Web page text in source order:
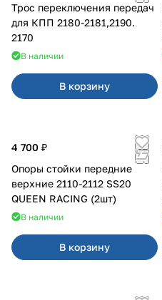
Трос переключения передач
для КПП 2180-2181,2190.
2170
В наличии
В корзину
4 700 ₽
Опоры стойки передние
верхние 2110-2112 SS20
QUEEN RACING (2шт)
В наличии
В корзину